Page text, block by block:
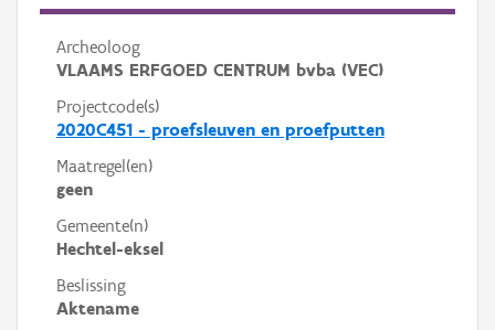
Archeoloog
VLAAMS ERFGOED CENTRUM bvba (VEC)
Projectcode(s)
2020C451 - proefsleuven en proefputten
Maatregel(en)
geen
Gemeente(n)
Hechtel-eksel
Beslissing
Aktename